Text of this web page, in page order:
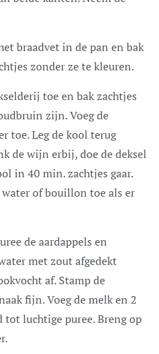
braadvet in de pan en bak
zonder ze te kleuren.
toe en bak zachtjes
zijn. Voeg de
toe. Leg de kool terug
de wijn erbij, doe de deksel
in 40 min. zachtjes gaar.
of bouillon toe als er
de aardappels en
met zout afgedekt
af. Stamp de
fijn. Voeg de melk en 2
tot luchtige puree. Breng op